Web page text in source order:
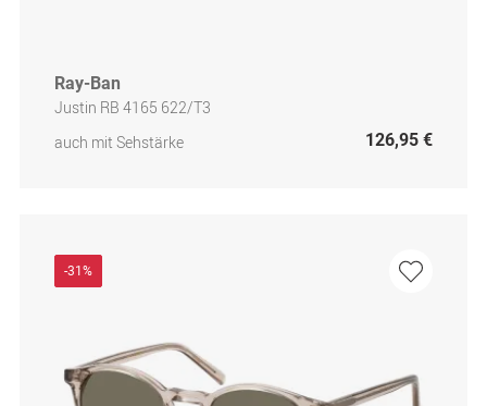
Ray-Ban
Justin RB 4165 622/T3
auch mit Sehstärke
126,95 €
-31%